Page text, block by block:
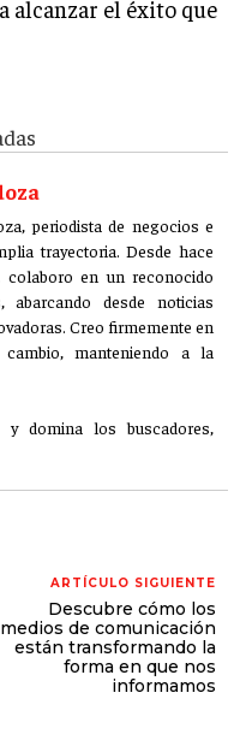
RESPONSABILIDAD
periodista de negocios e
trayectoria. Desde hace
en un reconocido
desde noticias
manteniendo a la
y domina los buscadores,
alcanzar el éxito que
periodista de negocios e
trayectoria. Desde hace
colaboro en un reconocido
abarcando desde noticias
Creo firmemente en
manteniendo a la
y domina los buscadores,
ARTÍCULO SIGUIENTE
Descubre cómo los
medios de comunicación
están transformando la
forma en que nos
informamos